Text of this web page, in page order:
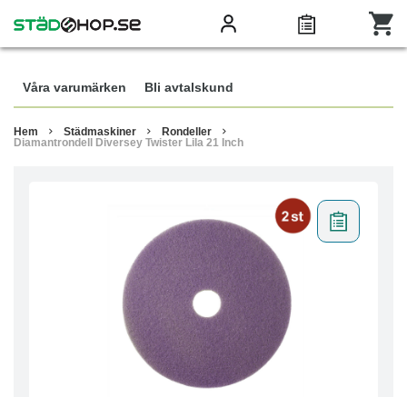
Våra varumärken Bli avtalskund
Hem Städmaskiner
Rondeller
Diamantrondell Diversey Twister Lila 21 Inch